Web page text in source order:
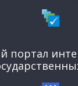
портал